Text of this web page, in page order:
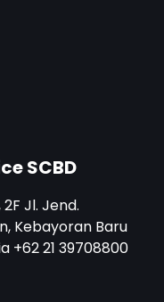
SCBD
Jl. Jend.
Kebayoran Baru
+62 21 39708800